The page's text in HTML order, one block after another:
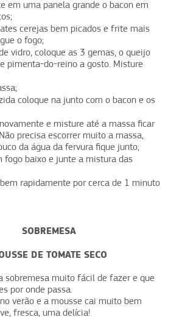
em uma panela grande o bacon em
cerejas bem picados e frite mais
o fogo;
vidro, coloque as 3 gemas, o queijo
pimenta-do-reino a gosto. Misture
coloque na junto com o bacon e os
e misture até a massa ficar
precisa escorrer muito a massa,
da água da fervura fique junto;
fogo baixo e junte a mistura das
rapidamente por cerca de 1 minuto
SOBREMESA
DE TOMATE SECO
sobremesa muito fácil de fazer e que
por onde passa.
verão e a mousse cai muito bem
fresca, uma delícia!